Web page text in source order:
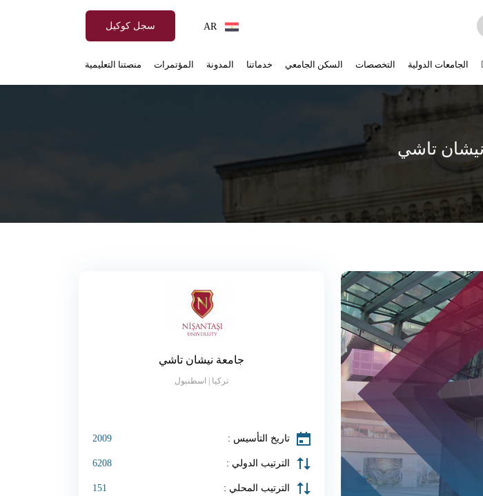
سجل كوكيل
الجامعات الدولية التخصصات السكن الجامعي خدماتنا المدونة المؤتمرات منصتنا التعليمية
تاشي
جامعة نيشان تاشي
تركيا | اسطنبول
تاريخ التأسيس : 2009
الترتيب الدولي : 6208
الترتيب المحلي : 151